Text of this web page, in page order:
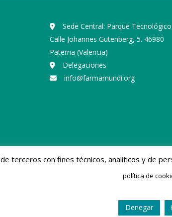
Sede Central: Parque Tecnológico.
Calle Johannes Gutenberg, 5. 46980
Paterna (Valencia)
Delegaciones
info@farmamundi.org
terceros con fines técnicos, analíticos y de
política de
Denegar